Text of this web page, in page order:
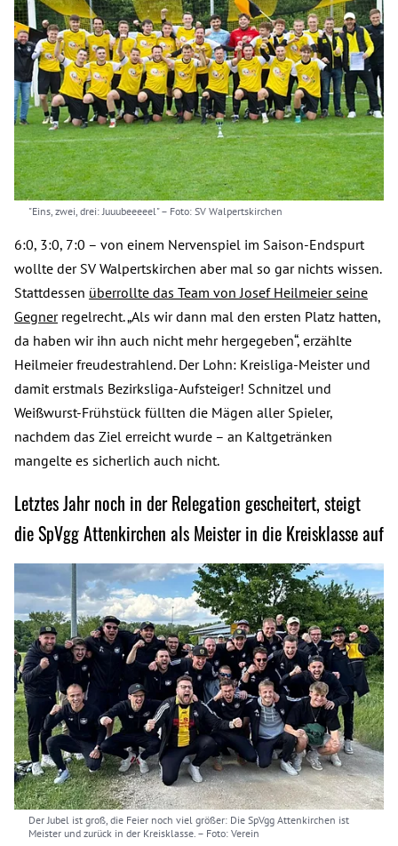
"Eins, zwei, drei: Juuubeeeeel"– Foto: SV Walpertskirchen
6:0, 3:0, 7:0 – von einem Nervenspiel im Saison-Endspurt
wollte der SV Walpertskirchen aber mal so gar nichts wissen.
Stattdessen überrollte das Team von Josef Heilmeier seine
Gegnerregelrecht. „Als wir dann mal den ersten Platz hatten,
da haben wir ihn auch nicht mehr hergegeben“, erzählte
Heilmeier freudestrahlend. Der Lohn: Kreisliga-Meister und
damit erstmals Bezirksliga-Aufsteiger! Schnitzel und
Weißwurst-Frühstück füllten die Mägen aller Spieler,
nachdem das Ziel erreicht wurde – an Kaltgetränken
mangelte es sicherlich auch nicht.
Letztes Jahr noch in der Relegation gescheitert, steigt
die SpVgg Attenkirchen als Meister in die Kreisklasse auf
Der Jubel ist groß, die Feier noch viel größer: Die SpVgg Attenkirchen ist
Meister und zurück in der Kreisklasse. – Foto: Verein